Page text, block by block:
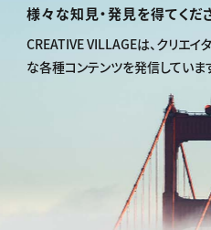
様々な知見・発見を得てくだ
CREATIVE VILLAGEは、 クリエイ
な各種コンテンツを発信していま